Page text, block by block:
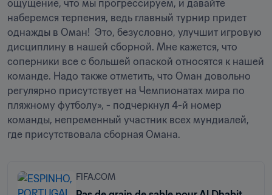
ощущение, что мы прогрессируем, и давайте
наберемся терпения, ведь главный турнир придет
однажды в Оман!  Это, безусловно, улучшит игровую
дисциплину в нашей сборной. Мне кажется, что
соперники все с большей опаской относятся к нашей
команде. Надо также отметить, что Оман довольно
регулярно присутствует на Чемпионатах мира по
пляжному футболу», - подчеркнул 4-й номер
команды, непременный участник всех мундиалей,
где присутствовала сборная Омана.
FIFA.COM